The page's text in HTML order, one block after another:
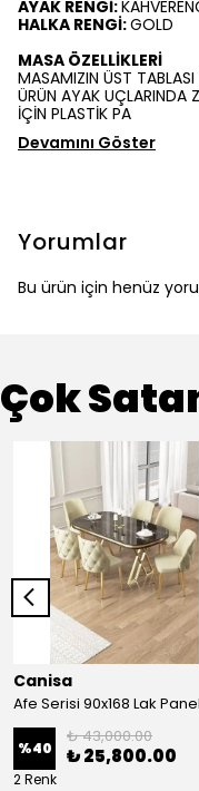
AYAK RENGİ:
HALKA RENGİ:GOLD
MASA ÖZELLİKLERİ
MASAMIZIN ÜST TABLASI
ÜRÜN AYAK UÇLARINDA
İÇİN PLASTİK PA
Devamını Göster
Yorumlar
Bu ürün için henüz
Çok
Canisa
%40
₺ 43,000.00
₺ 25,800.00
2 Renk